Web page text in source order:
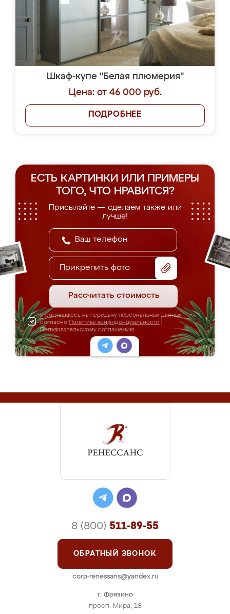
Шкаф-купе "Белая плюмерия"
Цена: от 46 000 руб.
ПОДРОБНЕЕ
ЕСТЬ КАРТИНКИ ИЛИ ПРИМЕРЫ
ТОГО, ЧТО НРАВИТСЯ?
Присылайте — сделаем также или
лучше!
Прикрепить фото
Рассчитать стоимость
Я соглашаюсь на передачу персональных данных
согласно Политике конфиденциальности
Пользовательскому соглашению
г. Фрязино
просп. Мира, 18
8 (800) 511-89-55
ОБРАТНЫЙ ЗВОНОК
corp-renessans@yandex.ru